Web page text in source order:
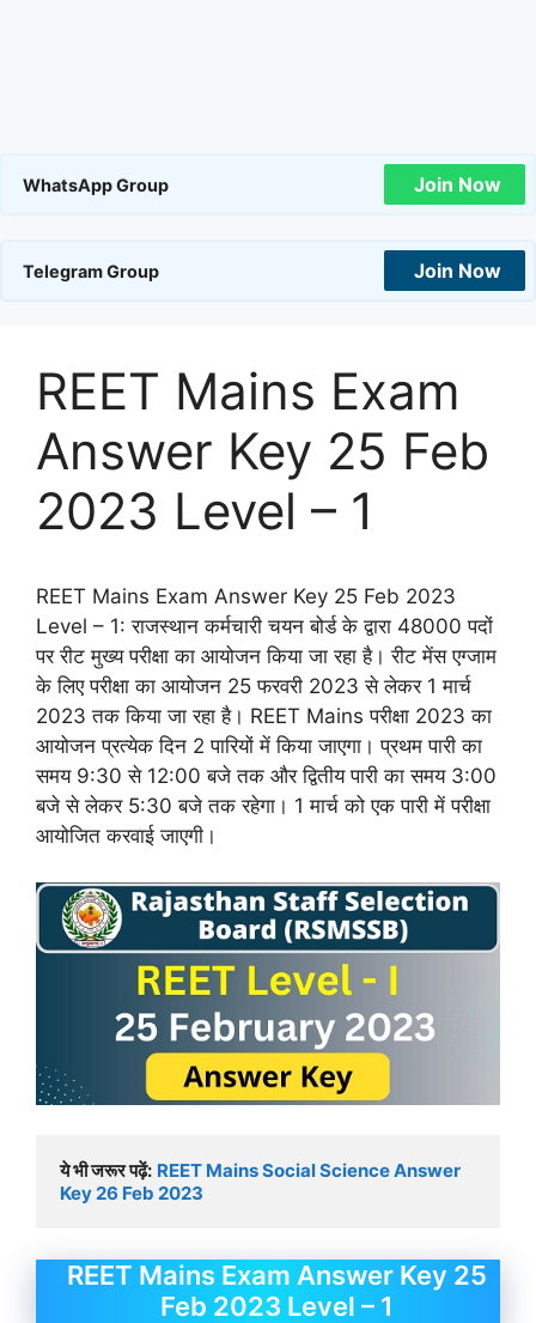
WhatsApp Group Join Now
Telegram Group Join Now
REET Mains Exam
Answer Key 25 Feb
2023 Level – 1
REET Mains Exam Answer Key 25 Feb 2023
Level – 1: राजस्थान कर्मचारी चयन बोर्ड के द्वारा 48000 पदों
पर रीट मुख्य परीक्षा का आयोजन किया जा रहा है। रीट मेंस एग्जाम
के लिए परीक्षा का आयोजन 25 फरवरी 2023 से लेकर 1 मार्च
2023 तक किया जा रहा है। REET Mains परीक्षा 2023 का
आयोजन प्रत्येक दिन 2 पारियों में किया जाएगा। प्रथम पारी का
समय 9:30 से 12:00 बजे तक और द्वितीय पारी का समय 3:00
बजे से लेकर 5:30 बजे तक रहेगा। 1 मार्च को एक पारी में परीक्षा
आयोजित करवाई जाएगी।
ये भी जरूर पढ़ें: REET Mains Social Science Answer
Key 26 Feb 2023
REET Mains Exam Answer Key 25
Feb 2023 Level – 1